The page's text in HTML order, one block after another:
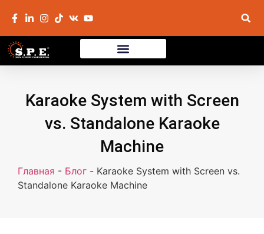
Karaoke System with Screen
vs. Standalone Karaoke
Machine
Главная - Блог - Karaoke System with Screen vs.
Standalone Karaoke Machine